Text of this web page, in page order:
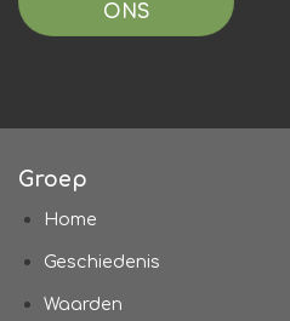
ONS
Groep
Home
Geschiedenis
Waarden